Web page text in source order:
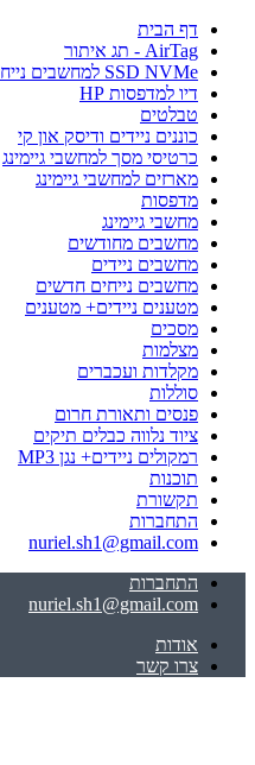
דף הבית
AirTag - תג איתור
SSD NVMe למחשבים נייחים וניידים
דיו למדפסות HP
טבלטים
כוננים ניידים ודיסק און קי
כרטיסי מסך למחשבי גיימינג
מארזים למחשבי גיימינג
מדפסות
מחשבי גיימינג
מחשבים מחודשים
מחשבים ניידים
מחשבים נייחים חדשים
מטענים ניידים+ מטענים
מסכים
מצלמות
מקלדות ועכברים
סוללות
פנסים ותאורת חרום
ציוד נלווה כבלים תיקים
רמקולים ניידים+ נגן MP3
תוכנות
תקשורת
התחברות
nuriel.sh1@gmail.com
התחברות
nuriel.sh1@gmail.com
אודות
צרו קשר